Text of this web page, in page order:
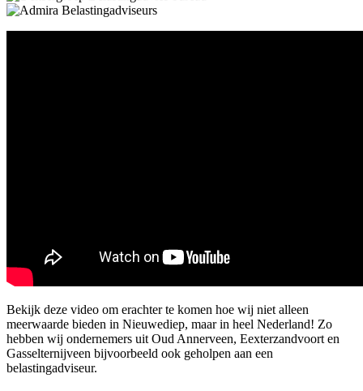
Bekijk deze video om erachter te komen hoe wij niet alleen
meerwaarde bieden in Nieuwediep, maar in heel Nederland! Zo
hebben wij ondernemers uit Oud Annerveen, Eexterzandvoort en
Gasselternijveen bijvoorbeeld ook geholpen aan een
belastingadviseur.